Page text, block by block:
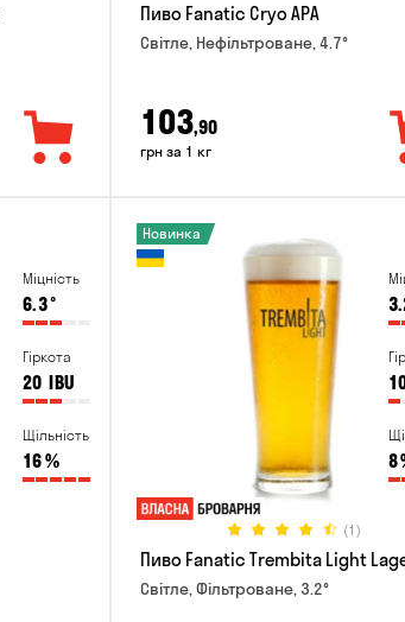
Пиво Fanatic Cryo APA
Світле, Нефільтроване, 4.7°
103,90
грн за 1 кг
Міцність
6.3°
Гіркота
20 IBU
Щільність
16% 8
(1)
Новинка
Пиво Fanatic Trembita Light
Світле, Фільтроване, 3.2°